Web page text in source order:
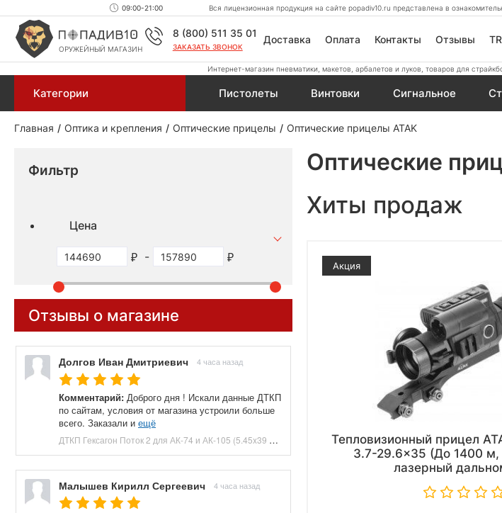
09:00-21:00 Вся лицензионная продукция на сайте popadiv10.ru представлена в
ОРУЖЕЙНЫЙ МАГАЗИН
8 (800) 511 35 01
ЗАКАЗАТЬ ЗВОНОК
Доставка Оплата Контакты Отзывы
Интернет-магазин пневматики, макетов, арбалетов и луков, товаров для
Категории Пистолеты Винтовки Сигнальное
Главная Оптика и крепления Оптические прицелы Оптические прицелы ATAK
Фильтр
Цена
-
Отзывы о магазине
Долгов Иван Дмитриевич 4 часа назад
Комментарий: Доброго дня ! Искали данные ДТКП
по сайтам, условия от магазина устроили больше
всего. Заказали и ещё
ДТКП Гексагон Поток 2 для АК-74 и АК-105 (5.45x39 мм, M24x1.5, 170 мм, 7 камер, банка, сталь) купить в Москве и СПБ, цена 9900 руб. Доставка по РФ!
Малышев Кирилл Сергеевич 4 часа назад
Оптические
Хиты продаж
Акция
Тепловизионный прицел
3.7-29.6x35 (До 1400 м,
лазерный